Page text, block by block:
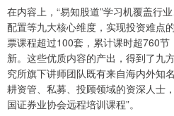
在内容上，“易知股道”学习机覆盖行
配置等九大核心维度，实现投资难点
票课程超过100套，累计课时超760
新。这些优质内容的产出，得到了九
究所旗下讲师团队既有来自海内外知
耕资管、私募、投顾领域的资深人士
国证券业协会远程培训课程”。